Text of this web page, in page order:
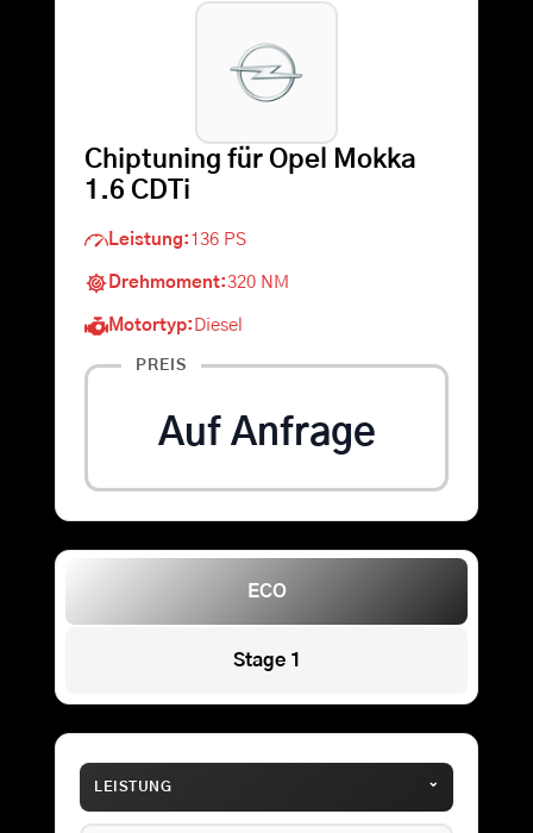
Warenkorb
Chiptuning für Opel Mokka
1.6 CDTi
Leistung: 136 PS
Drehmoment:320 NM
Motortyp: Diesel
PREIS
Auf Anfrage
ECO
Stage 1
LEISTUNG ⌄